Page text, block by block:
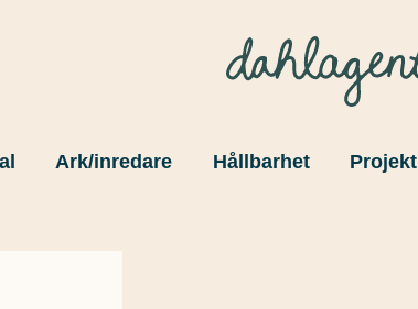
Ark/inredare Hållbarhet Projekt